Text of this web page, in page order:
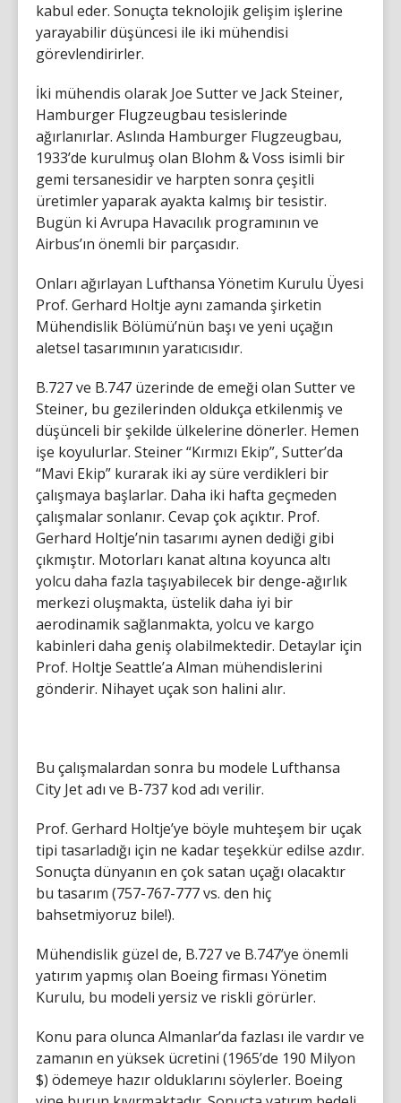
kabul eder. Sonuçta teknolojik gelişim işlerine
yarayabilir düşüncesi ile iki mühendisi
görevlendirirler.
İki mühendis olarak Joe Sutter ve Jack Steiner,
Hamburger Flugzeugbau tesislerinde
ağırlanırlar. Aslında Hamburger Flugzeugbau,
1933’de kurulmuş olan Blohm & Voss isimli bir
gemi tersanesidir ve harpten sonra çeşitli
üretimler yaparak ayakta kalmış bir tesistir.
Bugün ki Avrupa Havacılık programının ve
Airbus’ın önemli bir parçasıdır.
Onları ağırlayan Lufthansa Yönetim Kurulu Üyesi
Prof. Gerhard Holtje aynı zamanda şirketin
Mühendislik Bölümü’nün başı ve yeni uçağın
aletsel tasarımının yaratıcısıdır.
B.727 ve B.747 üzerinde de emeği olan Sutter ve
Steiner, bu gezilerinden oldukça etkilenmiş ve
düşünceli bir şekilde ülkelerine dönerler. Hemen
işe koyulurlar. Steiner “Kırmızı Ekip”, Sutter’da
“Mavi Ekip” kurarak iki ay süre verdikleri bir
çalışmaya başlarlar. Daha iki hafta geçmeden
çalışmalar sonlanır. Cevap çok açıktır. Prof.
Gerhard Holtje’nin tasarımı aynen dediği gibi
çıkmıştır. Motorları kanat altına koyunca altı
yolcu daha fazla taşıyabilecek bir denge-ağırlık
merkezi oluşmakta, üstelik daha iyi bir
aerodinamik sağlanmakta, yolcu ve kargo
kabinleri daha geniş olabilmektedir. Detaylar için
Prof. Holtje Seattle’a Alman mühendislerini
gönderir. Nihayet uçak son halini alır.
Bu çalışmalardan sonra bu modele Lufthansa
City Jet adı ve B-737 kod adı verilir.
Prof. Gerhard Holtje’ye böyle muhteşem bir uçak
tipi tasarladığı için ne kadar teşekkür edilse azdır.
Sonuçta dünyanın en çok satan uçağı olacaktır
bu tasarım (757-767-777 vs. den hiç
bahsetmiyoruz bile!).
Mühendislik güzel de, B.727 ve B.747’ye önemli
yatırım yapmış olan Boeing firması Yönetim
Kurulu, bu modeli yersiz ve riskli görürler.
Konu para olunca Almanlar’da fazlası ile vardır ve
zamanın en yüksek ücretini (1965’de 190 Milyon
$) ödemeye hazır olduklarını söylerler. Boeing